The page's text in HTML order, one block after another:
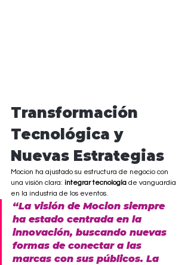
Transformación
Tecnológica y
Nuevas Estrategias
Mocion ha ajustado su estructura de negocio con
una visión clara: integrar tecnología de vanguardia
en la industria de los eventos.
“La visión de Mocion siempre
ha estado centrada en la
innovación, buscando nuevas
formas de conectar a las
marcas con sus públicos. La